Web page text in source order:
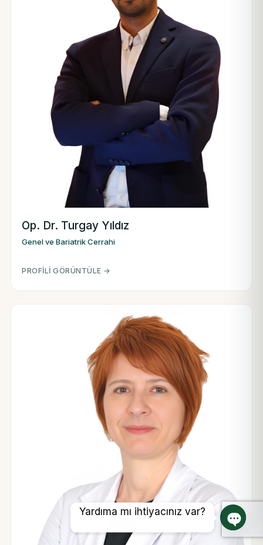
Op. Dr. Turgay Yıldız
Genel ve Bariatrik Cerrahi
PROFILI GÖRÜNTÜLE →
Yardıma mı ihtiyacınız var?
Açık